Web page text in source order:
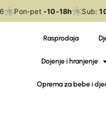
Pon-pet-10-18h Sub:
Rasprodaja
Dojenje i hranjenje
Oprema za bebe i